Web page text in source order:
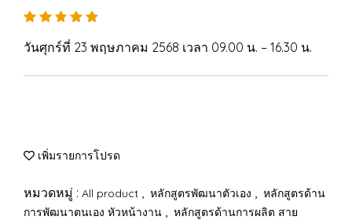
วันศุกร์ที่ 23 พฤษภาคม 2568 เวลา 09.00 น. – 16.30 น.
เพิ่มรายการโปรด
หมวดหมู่ : All product , หลักสูตรพัฒนาตัวเอง , หลักสูตรด้าน
การพัฒนาตนเอง หัวหน้างาน , หลักสูตรด้านการผลิต สาย